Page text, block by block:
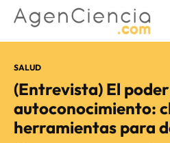
SALUD
(Entrevista) El
autoconocimiento:
herramientas para